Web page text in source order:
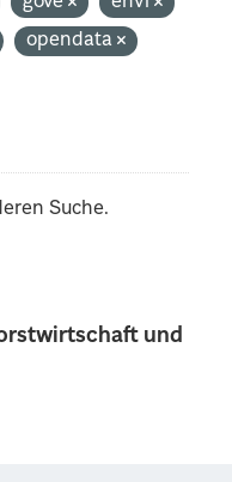
und
opendata
Suche.